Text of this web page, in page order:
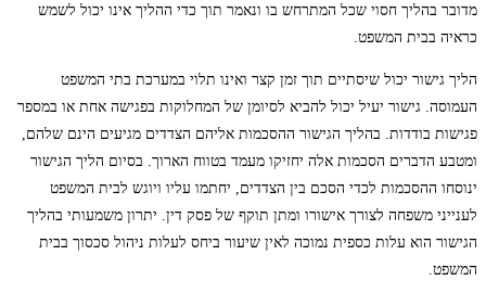
מדובר בהליך חסוי שכל המתרחש בו ונאמר תוך כדי ההליך אינו יכול לשמש
כראיה בבית המשפט.
הליך גישור יכול שיסתיים תוך זמן קצר ואינו תלוי במערכת בתי המשפט
העמוסה. גישור יעיל יכול להביא לסיומן של המחלוקות בפגישה אחת או במספר
פגישות בודדות. בהליך הגישור ההסכמות אליהם הצדדים מגיעים הינם שלהם,
ומטבע הדברים הסכמות אלה יחזיקו מעמד בטווח הארוך. בסיום הליך הגישור
ינוסחו ההסכמות לכדי הסכם בין הצדדים, יחתמו עליו ויוגש לבית המשפט
לענייני משפחה לצורך אישורו ומתן תוקף של פסק דין. יתרון משמעותי בהליך
הגישור הוא עלות כספית נמוכה לאין שיעור ביחס לעלות ניהול סכסוך בבית
המשפט.